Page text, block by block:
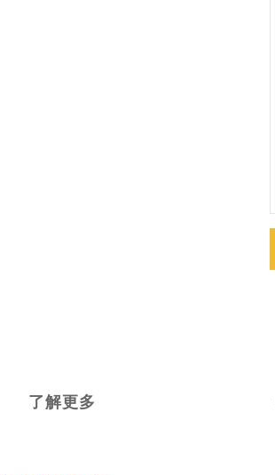
了解更多